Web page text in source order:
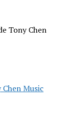
Tony Chen
Chen Music